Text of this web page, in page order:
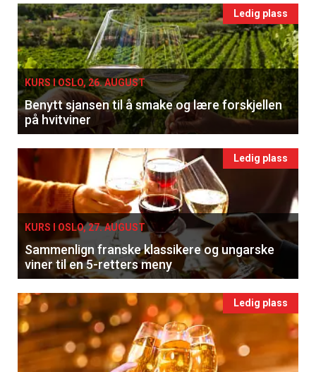
Ledig plass
KURS I OSLO, 26. AUGUST
Benytt sjansen til å smake og lære forskjellen
på hvitviner
Ledig plass
KURS I OSLO, 27. AUGUST
Sammenlign franske klassikere og ungarske
viner til en 5-retters meny
Ledig plass